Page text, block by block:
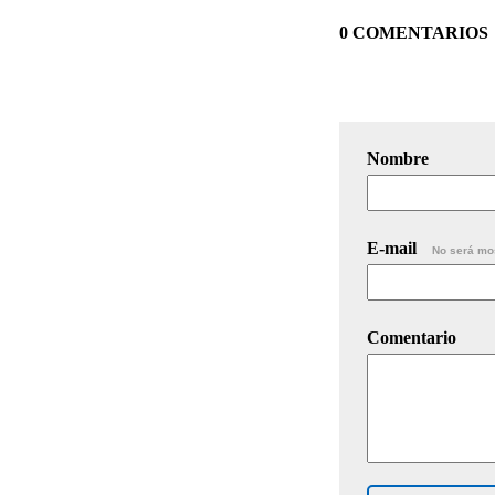
0 COMENTARIOS
Nombre
E-mail No será
Comentario